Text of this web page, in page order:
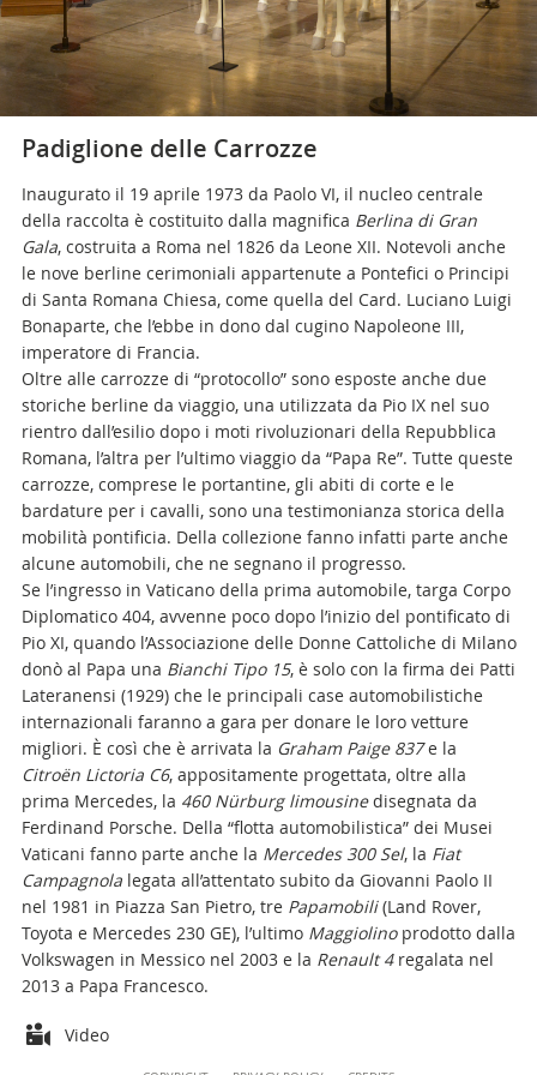
Padiglione delle Carrozze
Inaugurato il 19 aprile 1973 da Paolo VI, il nucleo centrale
della raccolta è costituito dalla magnifica Berlina di Gran
Gala, costruita a Roma nel 1826 da Leone XII. Notevoli anche
le nove berline cerimoniali appartenute a Pontefici o Principi
di Santa Romana Chiesa, come quella del Card. Luciano Luigi
Bonaparte, che l’ebbe in dono dal cugino Napoleone III,
imperatore di Francia.
Oltre alle carrozze di “protocollo” sono esposte anche due
storiche berline da viaggio, una utilizzata da Pio IX nel suo
rientro dall’esilio dopo i moti rivoluzionari della Repubblica
Romana, l’altra per l’ultimo viaggio da “Papa Re”. Tutte queste
carrozze, comprese le portantine, gli abiti di corte e le
bardature per i cavalli, sono una testimonianza storica della
mobilità pontificia. Della collezione fanno infatti parte anche
alcune automobili, che ne segnano il progresso.
Se l’ingresso in Vaticano della prima automobile, targa Corpo
Diplomatico 404, avvenne poco dopo l’inizio del pontificato di
Pio XI, quando l’Associazione delle Donne Cattoliche di Milano
donò al Papa una Bianchi Tipo 15, è solo con la firma dei Patti
Lateranensi (1929) che le principali case automobilistiche
internazionali faranno a gara per donare le loro vetture
migliori. È così che è arrivata la Graham Paige 837e la
Citroën Lictoria C6, appositamente progettata, oltre alla
prima Mercedes, la 460 Nürburg limousinedisegnata da
Ferdinand Porsche. Della “flotta automobilistica” dei Musei
Vaticani fanno parte anche la Mercedes 300 Sel, la Fiat
Campagnolalegata all’attentato subito da Giovanni Paolo II
nel 1981 in Piazza San Pietro, tre Papamobili(Land Rover,
Toyota e Mercedes 230 GE), l’ultimo Maggiolinoprodotto dalla
Volkswagen in Messico nel 2003 e la Renault 4regalata nel
2013 a Papa Francesco.
Attachments
Video